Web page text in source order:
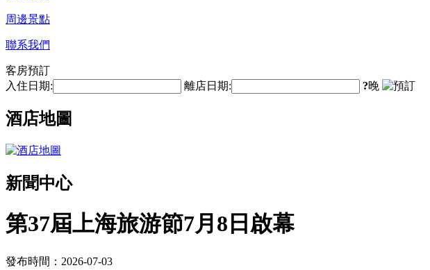
周邊景點
聯系我們
客房預訂
入住日期:
離店日期: ?晚
酒店地圖
新聞中心
第37屆上海旅游節7月8日啟幕
發布時間：2026-07-03